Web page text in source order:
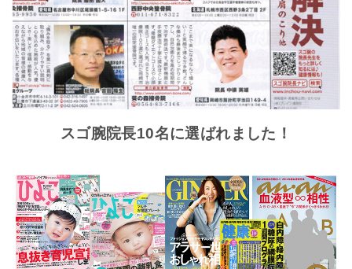
スゴ腕院長10名に選ばれました！